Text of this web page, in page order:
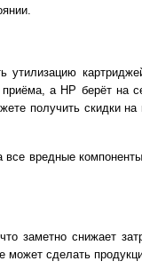
а HP берёт на
получить скидки
вредные
заметно снижает
может сделать